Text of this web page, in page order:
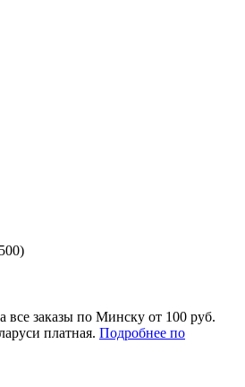
все заказы по Минску от 100 руб.
платная. Подробнее по